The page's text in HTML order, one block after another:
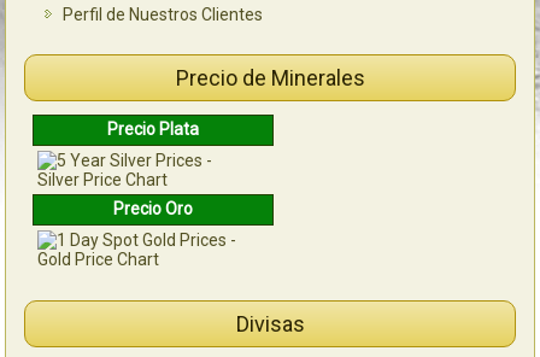
Perfil de Nuestros Clientes
Precio de Minerales
Precio Plata
Precio Oro
Divisas